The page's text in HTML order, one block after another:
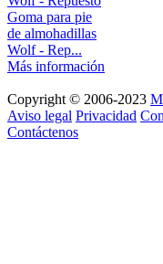
Goma para pie
de almohadillas
Wolf - Rep...
Más información
Copyright © 2006-2023
Aviso legal Privacidad
Contáctenos